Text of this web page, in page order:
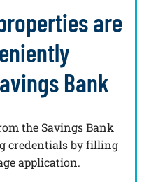
are
Bank
the Savings Bank
credentials by filling
application.